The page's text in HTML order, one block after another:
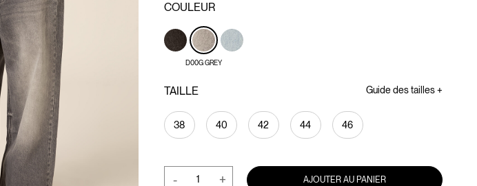
COULEUR
D00G GREY
TAILLE
38 40 42 44 46
Guide des tailles +
- + AJOUTER AU PANIER